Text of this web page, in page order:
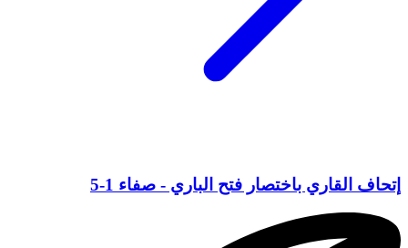
إتحاف القاري باختصار فتح الباري - صفاء 1-5